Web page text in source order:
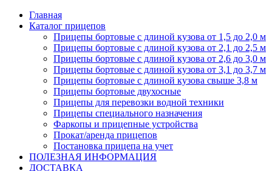
Главная
Каталог прицепов
Прицепы бортовые с длиной кузова от 1,5 до 2,0 м
Прицепы бортовые с длиной кузова от 2,1 до 2,5 м
Прицепы бортовые с длиной кузова от 2,6 до 3,0 м
Прицепы бортовые с длиной кузова от 3,1 до 3,7 м
Прицепы бортовые с длиной кузова свыше 3,8 м
Прицепы бортовые двухосные
Прицепы для перевозки водной техники
Прицепы специального назначения
Фаркопы и прицепные устройства
Прокат/аренда прицепов
Постановка прицепа на учет
ПОЛЕЗНАЯ ИНФОРМАЦИЯ
ДОСТАВКА